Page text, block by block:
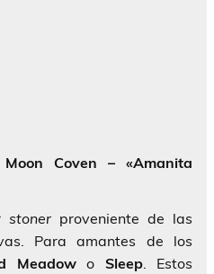
Coven – «Amanita
stoner proveniente de las
Para amantes de los
Meadowo Sleep. Estos